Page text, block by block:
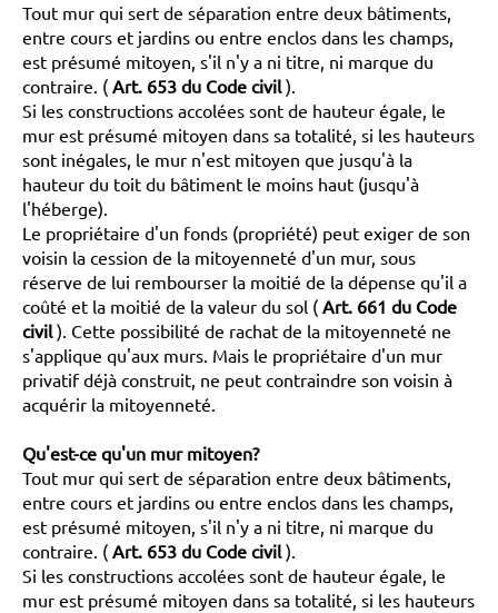
Tout mur qui sert de séparation entre deux bâtiments,
entre cours et jardins ou entre enclos dans les champs,
est présumé mitoyen, s'il n'y a ni titre, ni marque du
contraire. ( Art. 653 du Code civil).
Si les constructions accolées sont de hauteur égale, le
mur est présumé mitoyen dans sa totalité, si les hauteurs
sont inégales, le mur n'est mitoyen que jusqu'à la
hauteur du toit du bâtiment le moins haut (jusqu'à
l'héberge).
Le propriétaire d'un fonds (propriété) peut exiger de son
voisin la cession de la mitoyenneté d'un mur, sous
réserve de lui rembourser la moitié de la dépense qu'il a
coûté et la moitié de la valeur du sol ( Art. 661 du Code
civil). Cette possibilité de rachat de la mitoyenneté ne
s'applique qu'aux murs. Mais le propriétaire d'un mur
privatif déjà construit, ne peut contraindre son voisin à
acquérir la mitoyenneté.
Qu'est-ce qu'un mur mitoyen?
Tout mur qui sert de séparation entre deux bâtiments,
entre cours et jardins ou entre enclos dans les champs,
est présumé mitoyen, s'il n'y a ni titre, ni marque du
contraire. ( Art. 653 du Code civil).
Si les constructions accolées sont de hauteur égale, le
mur est présumé mitoyen dans sa totalité, si les hauteurs